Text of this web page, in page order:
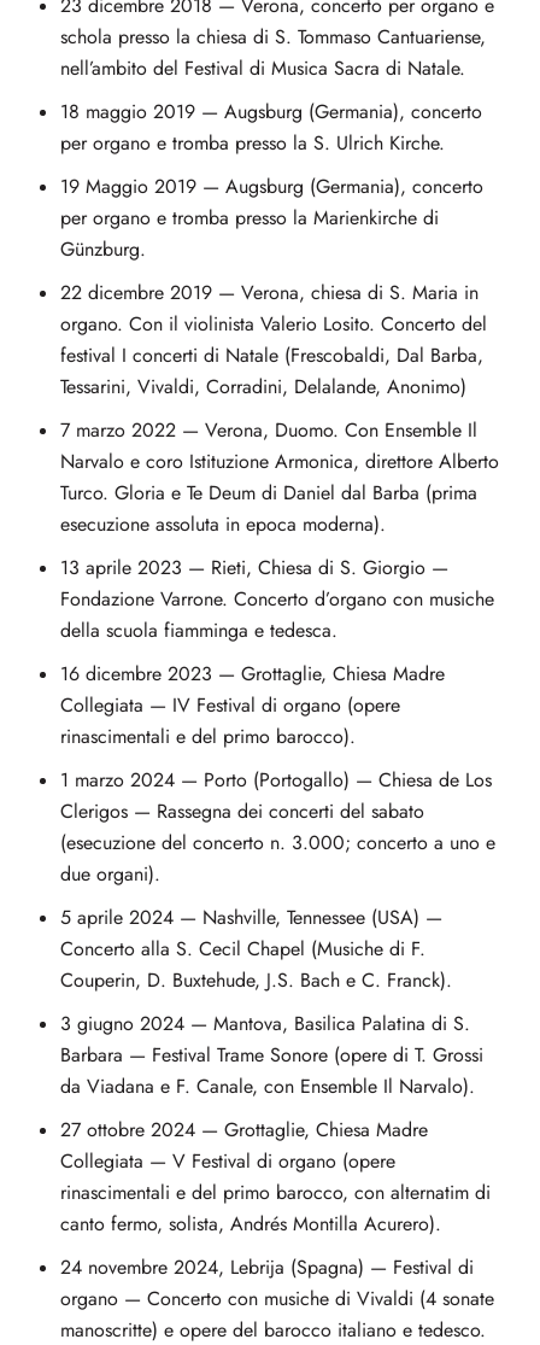
23 dicembre 2018 — Verona, concerto per organo e
schola presso la chiesa di S. Tommaso Cantuariense,
nell’ambito del Festival di Musica Sacra di Natale.
18 maggio 2019 — Augsburg (Germania), concerto
per organo e tromba presso la S. Ulrich Kirche.
19 Maggio 2019 — Augsburg (Germania), concerto
per organo e tromba presso la Marienkirche di
Günzburg.
22 dicembre 2019 — Verona, chiesa di S. Maria in
organo. Con il violinista Valerio Losito. Concerto del
festival I concerti di Natale (Frescobaldi, Dal Barba,
Tessarini, Vivaldi, Corradini, Delalande, Anonimo)
7 marzo 2022 — Verona, Duomo. Con Ensemble Il
Narvalo e coro Istituzione Armonica, direttore Alberto
Turco. Gloria e Te Deum di Daniel dal Barba (prima
esecuzione assoluta in epoca moderna).
13 aprile 2023 — Rieti, Chiesa di S. Giorgio —
Fondazione Varrone. Concerto d’organo con musiche
della scuola fiamminga e tedesca.
16 dicembre 2023 — Grottaglie, Chiesa Madre
Collegiata — IV Festival di organo (opere
rinascimentali e del primo barocco).
1 marzo 2024 — Porto (Portogallo) — Chiesa de Los
Clerigos — Rassegna dei concerti del sabato
(esecuzione del concerto n. 3.000; concerto a uno e
due organi).
5 aprile 2024 — Nashville, Tennessee (USA) —
Concerto alla S. Cecil Chapel (Musiche di F.
Couperin, D. Buxtehude, J.S. Bach e C. Franck).
3 giugno 2024 — Mantova, Basilica Palatina di S.
Barbara — Festival Trame Sonore (opere di T. Grossi
da Viadana e F. Canale, con Ensemble Il Narvalo).
27 ottobre 2024 — Grottaglie, Chiesa Madre
Collegiata — V Festival di organo (opere
rinascimentali e del primo barocco, con alternatim di
canto fermo, solista, Andrés Montilla Acurero).
24 novembre 2024, Lebrija (Spagna) — Festival di
organo — Concerto con musiche di Vivaldi (4 sonate
manoscritte) e opere del barocco italiano e tedesco.